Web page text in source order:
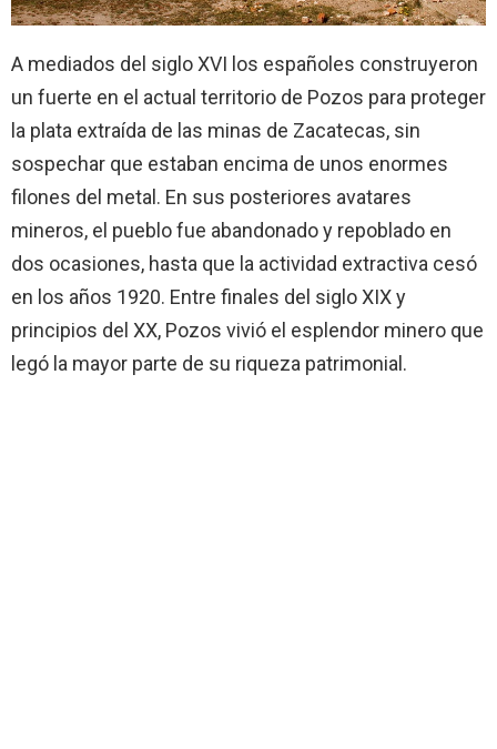
A mediados del siglo XVI los españoles construyeron
un fuerte en el actual territorio de Pozos para proteger
la plata extraída de las minas de Zacatecas, sin
sospechar que estaban encima de unos enormes
filones del metal. En sus posteriores avatares
mineros, el pueblo fue abandonado y repoblado en
dos ocasiones, hasta que la actividad extractiva cesó
en los años 1920. Entre finales del siglo XIX y
principios del XX, Pozos vivió el esplendor minero que
legó la mayor parte de su riqueza patrimonial.